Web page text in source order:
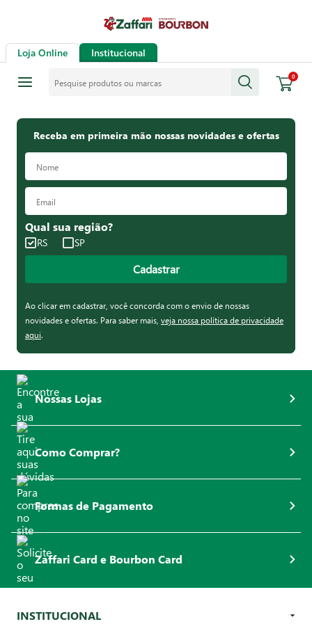
Loja Online Institucional
0
Receba em primeira mão nossas novidades e ofertas
Qual sua região?
RS SP
Cadastrar
Ao clicar em cadastrar, você concorda com o envio de nossas
novidades e ofertas. Para saber mais, veja nossa política de privacidade
aqui.
Nossas Lojas
Como Comprar?
Formas de Pagamento
Zaffari Card e Bourbon Card
INSTITUCIONAL